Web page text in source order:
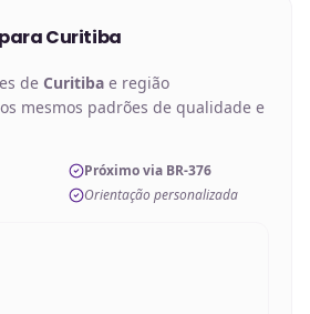
Curitiba
de Curitiba e região
mesmos padrões de qualidade e
Próximo via BR-376
Orientação personalizada